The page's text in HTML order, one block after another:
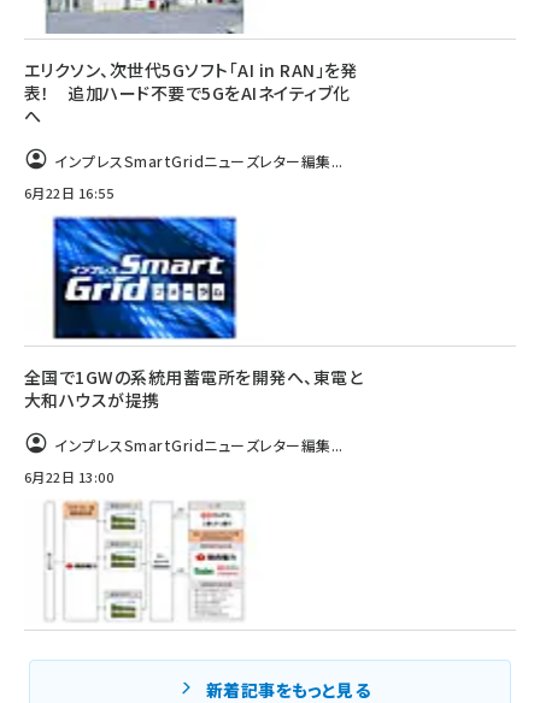
エリクソン、次世代5Gソフト「AI in RAN」を発
表！ 追加ハード不要で5GをAIネイティブ化
へ
インプレスSmartGridニューズレター編集...
6月22日 16:55
全国で1GWの系統用蓄電所を開発へ、東電と
大和ハウスが提携
インプレスSmartGridニューズレター編集...
6月22日 13:00
新着記事をもっと見る